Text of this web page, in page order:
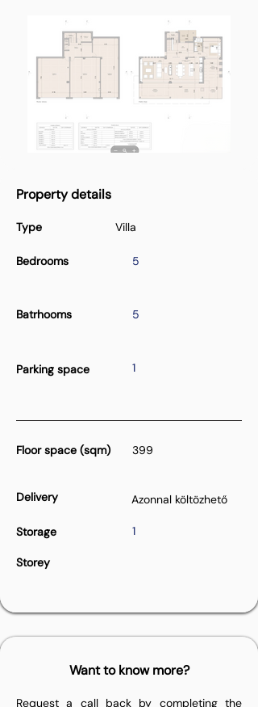
Property details
Type
Bedrooms
Villa
5
Batrhooms 5
Parking space 1
Floor space (sqm) 399
Delivery Azonnal költözhető
Storage 1
Storey
Want to know more?
Request a call back by completing the